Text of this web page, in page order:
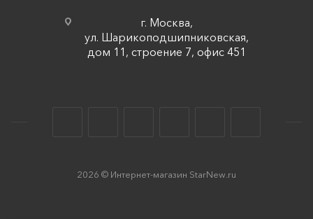
г. Москва,
ул. Шарикоподшипниковская,
дом 11, строение 7, офис 451
2026 © Интернет-магазин StarNew.ru